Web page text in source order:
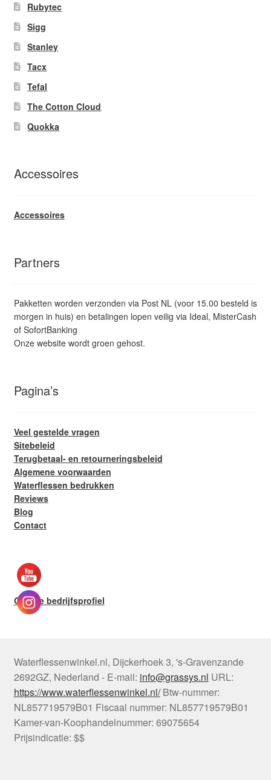
Rubytec
Sigg
Stanley
Tacx
Tefal
The Cotton Cloud
Quokka
Accessoires
Accessoires
Partners
Pakketten worden verzonden via Post NL (voor 15.00 besteld is
morgen in huis) en betalingen lopen veilig via Ideal, MisterCash
of SofortBanking
Onze website wordt groen gehost.
Pagina’s
Veel gestelde vragen
Sitebeleid
Terugbetaal- en retourneringsbeleid
Algemene voorwaarden
Waterflessen bedrukken
Reviews
Blog
Contact
Google bedrijfsprofiel
Waterflessenwinkel.nl, Dijckerhoek 3, 's-Gravenzande
2692GZ, Nederland - E-mail: info@grassys.nl URL:
https://www.waterflessenwinkel.nl/ Btw-nummer:
NL857719579B01 Fiscaal nummer: NL857719579B01
Kamer-van-Koophandelnummer: 69075654
Prijsindicatie: $$